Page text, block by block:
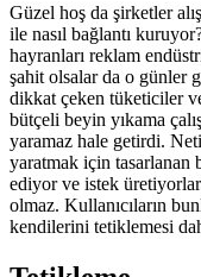
Güzel hoş da şirketler
ile nasıl bağlantı
hayranları reklam
şahit olsalar da o günler
dikkat çeken tüketiciler
bütçeli beyin yıkama
yaramaz hale getirdi.
yaratmak için tasarlanan
ediyor ve istek
olmaz. Kullanıcıların
kendilerini tetiklemesi